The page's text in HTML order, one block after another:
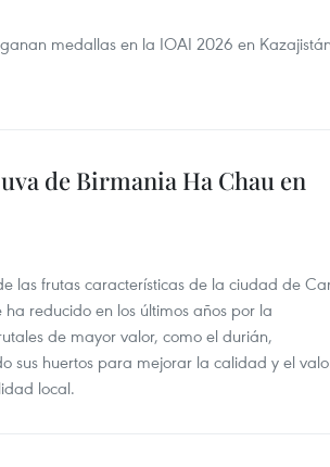
medallas en la IOAI 2026 en
de Birmania Ha Chau en
las frutas características de la ciudad de
reducido en los últimos años por la
de mayor valor, como el durián,
sus huertos para mejorar la calidad y el
local.